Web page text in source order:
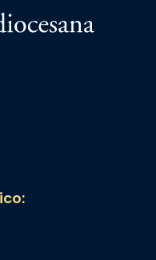
i
sant Cugat, a
la tradició
a Júlia”) i
=
I l’any 1667, el
en una obra
Iluro.